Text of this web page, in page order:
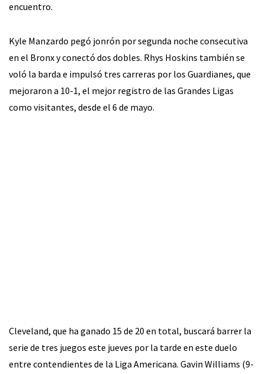
encuentro.
Kyle Manzardo pegó jonrón por segunda noche consecutiva
en el Bronx y conectó dos dobles. Rhys Hoskins también se
voló la barda e impulsó tres carreras por los Guardianes, que
mejoraron a 10-1, el mejor registro de las Grandes Ligas
como visitantes, desde el 6 de mayo.
Cleveland, que ha ganado 15 de 20 en total, buscará barrer la
serie de tres juegos este jueves por la tarde en este duelo
entre contendientes de la Liga Americana. Gavin Williams (9-